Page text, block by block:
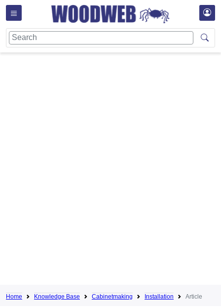
Home Knowledge Base Cabinetmaking Installation Article